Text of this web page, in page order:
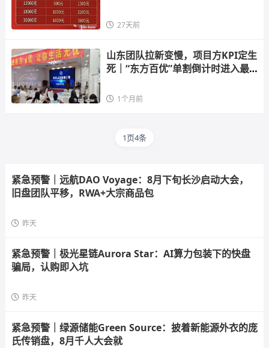
27天前
山东团队拉新变慢，项目方KPI定生
死｜“东方百优”单割倒计时进入最
1个月前
1页4条
紧急预警｜远航DAO Voyage：8月下旬长沙启动大会，
旧盘团队平移，RWA+大宗商品包
昨天
紧急预警｜极光星链Aurora Star：AI算力包装下的快盘
骗局，认购即入坑
昨天
紧急预警｜绿源储能Green Source：披着新能源外衣的庞
氏传销盘，8月千人大会就